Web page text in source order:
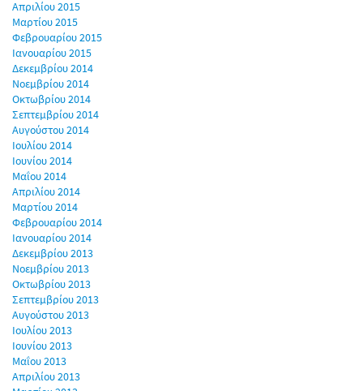
Απριλίου 2015
Μαρτίου 2015
Φεβρουαρίου 2015
Ιανουαρίου 2015
Δεκεμβρίου 2014
Νοεμβρίου 2014
Οκτωβρίου 2014
Σεπτεμβρίου 2014
Αυγούστου 2014
Ιουλίου 2014
Ιουνίου 2014
Μαΐου 2014
Απριλίου 2014
Μαρτίου 2014
Φεβρουαρίου 2014
Ιανουαρίου 2014
Δεκεμβρίου 2013
Νοεμβρίου 2013
Οκτωβρίου 2013
Σεπτεμβρίου 2013
Αυγούστου 2013
Ιουλίου 2013
Ιουνίου 2013
Μαΐου 2013
Απριλίου 2013